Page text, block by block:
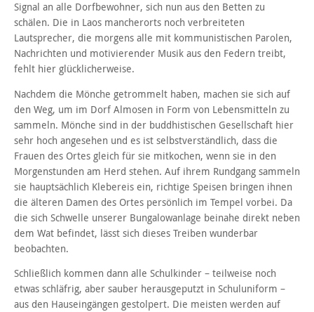
Signal an alle Dorfbewohner, sich nun aus den Betten zu
schälen. Die in Laos mancherorts noch verbreiteten
Lautsprecher, die morgens alle mit kommunistischen Parolen,
Nachrichten und motivierender Musik aus den Federn treibt,
fehlt hier glücklicherweise.
Nachdem die Mönche getrommelt haben, machen sie sich auf
den Weg, um im Dorf Almosen in Form von Lebensmitteln zu
sammeln. Mönche sind in der buddhistischen Gesellschaft hier
sehr hoch angesehen und es ist selbstverständlich, dass die
Frauen des Ortes gleich für sie mitkochen, wenn sie in den
Morgenstunden am Herd stehen. Auf ihrem Rundgang sammeln
sie hauptsächlich Klebereis ein, richtige Speisen bringen ihnen
die älteren Damen des Ortes persönlich im Tempel vorbei. Da
die sich Schwelle unserer Bungalowanlage beinahe direkt neben
dem Wat befindet, lässt sich dieses Treiben wunderbar
beobachten.
Schließlich kommen dann alle Schulkinder – teilweise noch
etwas schläfrig, aber sauber herausgeputzt in Schuluniform –
aus den Hauseingängen gestolpert. Die meisten werden auf